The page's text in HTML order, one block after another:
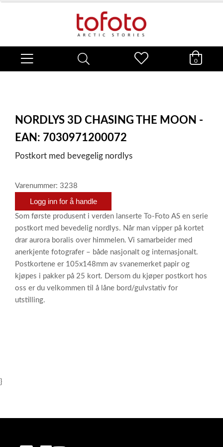
0
NORDLYS 3D CHASING THE MOON -
EAN: 7030971200072
Postkort med bevegelig nordlys
Varenummer: 3238
Logg inn for å handle
Som første produsent i verden lanserte To-Foto AS en serie
postkort med bevedelig nordlys. Når man vipper på kortet
drar aurora boralis over himmelen. Vi samarbeider med
anerkjente fotografer – både nasjonalt og internasjonalt.
Postkortene er 105x148mm av svanemerket papir og
kjøpes i pakker på 25 kort. Dersom du kjøper postkort hos
oss er du velkommen til å låne bord/gulvstativ for
utstilling.
}